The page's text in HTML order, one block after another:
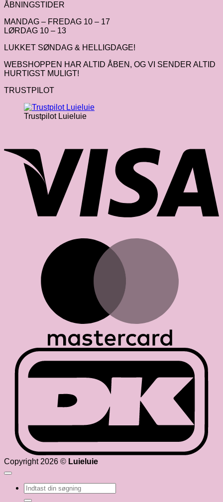
ÅBNINGSTIDER
MANDAG – FREDAG 10 – 17
LØRDAG 10 – 13
LUKKET SØNDAG & HELLIGDAGE!
WEBSHOPPEN HAR ALTID ÅBEN, OG VI SENDER ALTID
HURTIGST MULIGT!
TRUSTPILOT
Trustpilot Luieluie
Copyright 2026 © Luieluie
Søg
efter: